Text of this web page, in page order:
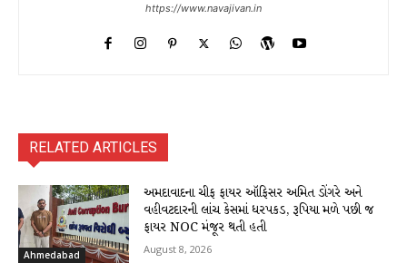
https://www.navajivan.in
RELATED ARTICLES
Ahmedabad
અમદાવાદના ચીફ ફાયર ઑફિસર અમિત ડોંગરે અને
વહીવટદારની લાંચ કેસમાં ધરપકડ, રૂપિયા મળે પછી જ
ફાયર NOC મંજૂર થતી હતી
August 8, 2026